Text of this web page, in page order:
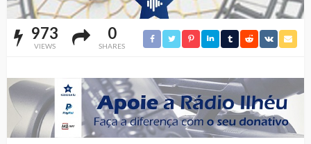
973
VIEWS
0
SHARES